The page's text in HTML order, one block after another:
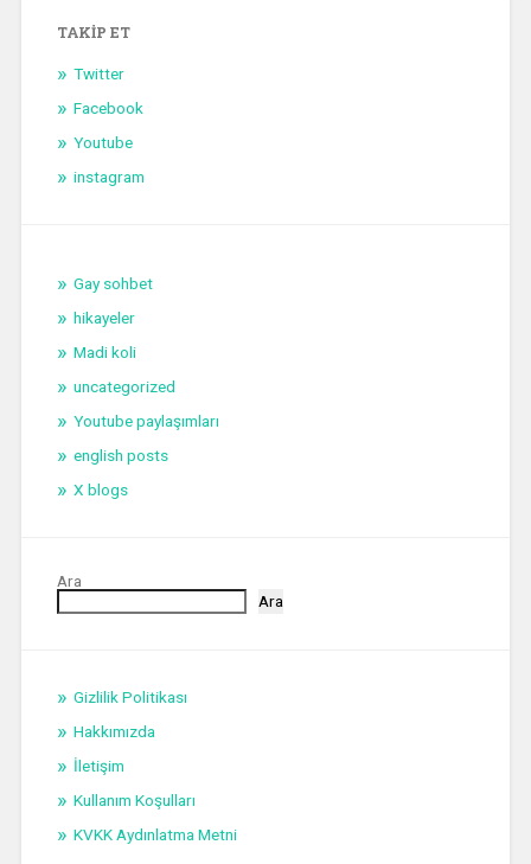
TAKIP ET
Twitter
Facebook
Youtube
instagram
Gay sohbet
hikayeler
Madi koli
uncategorized
Youtube paylaşımları
english posts
X blogs
Ara
Ara
Gizlilik Politikası
Hakkımızda
İletişim
Kullanım Koşulları
KVKK Aydınlatma Metni